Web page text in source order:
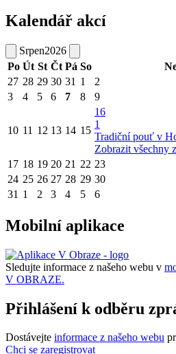
Kalendář akcí
Srpen2026
Po Út St Čt Pá So
27 28 29 30 31 1
2
3
4 5 6 7 8 9
10 11 12 13 14 15
16
1
Tradiční pouť v
Zobrazit všechny
17 18 19 20 21 22 23
24 25 26 27 28 29 30
31 1 2 3 4 5 6
Mobilní aplikace
Sledujte informace z našeho webu v
V OBRAZE.
Přihlášení k odběru
Dostávejte informace z našeho webu
Chci se zaregistrovat